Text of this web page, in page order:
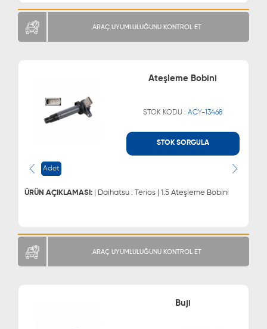
ARAÇ UYUMLULUĞUNU KONTROL ET
Ateşleme Bobini
STOK KODU : ACY-13468
STOK SORGULA
Adet
ÜRÜN AÇIKLAMASI: | Daihatsu : Terios | 1.5 Ateşleme Bobini
ARAÇ UYUMLULUĞUNU KONTROL ET
Buji